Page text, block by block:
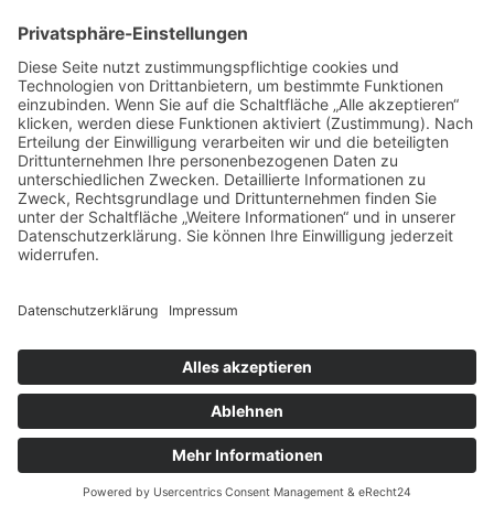
Datenschutz Impressum